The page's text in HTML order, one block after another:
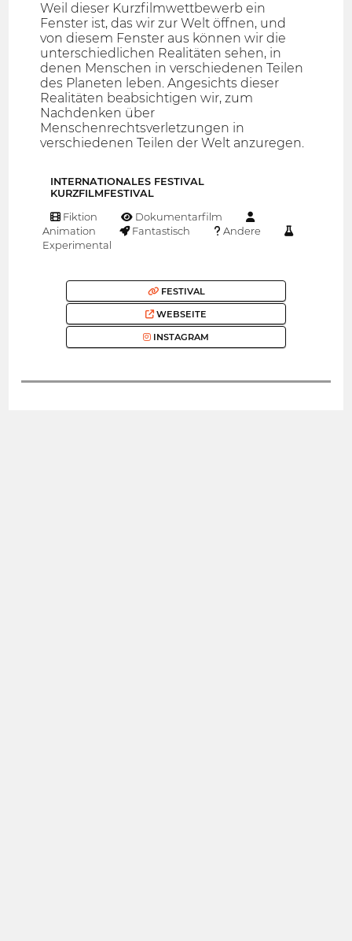
Weil dieser Kurzfilmwettbewerb ein
Fenster ist, das wir zur Welt öffnen, und
von diesem Fenster aus können wir die
unterschiedlichen Realitäten sehen, in
denen Menschen in verschiedenen Teilen
des Planeten leben. Angesichts dieser
Realitäten beabsichtigen wir, zum
Nachdenken über
Menschenrechtsverletzungen in
verschiedenen Teilen der Welt anzuregen.
INTERNATIONALES FESTIVAL
KURZFILMFESTIVAL
Fiktion
Dokumentarfilm
Animation
Fantastisch
Andere
Experimental
FESTIVAL
WEBSEITE
INSTAGRAM